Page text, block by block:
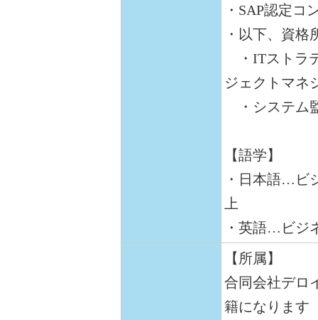
・SAP認定コ
・以下、資格
・ITストラ
ジェクトマネ
・システム
【語学】
・日本語…ビ
上
・英語…ビジ
【所属】
合同会社デロ
籍になります